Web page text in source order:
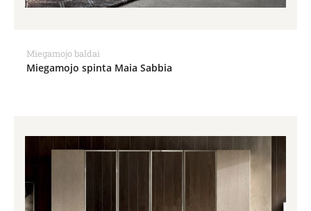
Miegamojo baldai
Miegamojo spinta Maia Sabbia